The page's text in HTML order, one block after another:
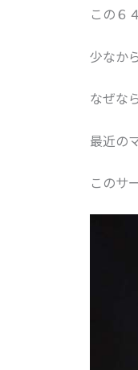
この６
少なか
なぜな
最近の
このサ